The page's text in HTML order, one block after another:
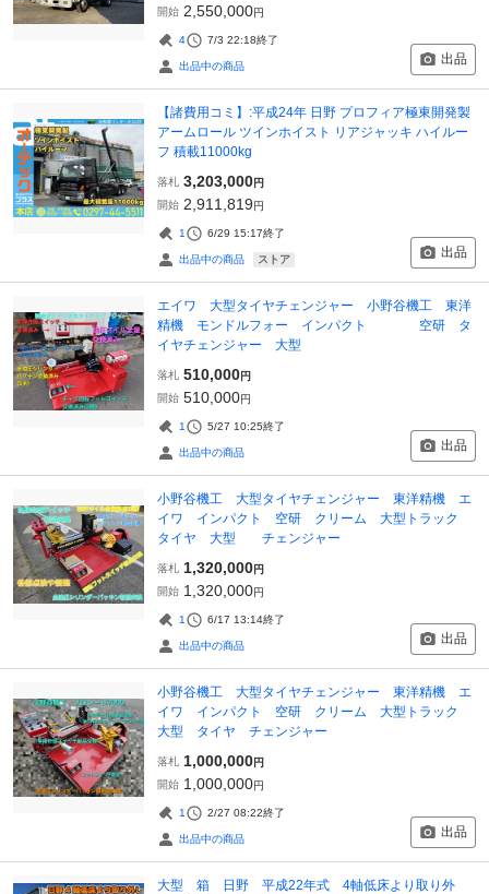
開始 2,550,000円
4 7/3 22:18終了
出品中の商品 出品
【諸費用コミ】:平成24年 日野 プロフィア極東開発製
アームロール ツインホイスト リアジャッキ ハイルー
フ 積載11000kg
落札 3,203,000円
開始 2,911,819円
1 6/29 15:17終了
出品中の商品 ストア 出品
エイワ 大型タイヤチェンジャー 小野谷機工 東洋
精機 モンドルフォー インパクト 空研 タ
イヤチェンジャー 大型
落札 510,000円
開始 510,000円
1 5/27 10:25終了
出品中の商品 出品
小野谷機工 大型タイヤチェンジャー 東洋精機 エ
イワ インパクト 空研 クリーム 大型トラック
タイヤ 大型 チェンジャー
落札 1,320,000円
開始 1,320,000円
1 6/17 13:14終了
出品中の商品 出品
小野谷機工 大型タイヤチェンジャー 東洋精機 エ
イワ インパクト 空研 クリーム 大型トラック
大型 タイヤ チェンジャー
落札 1,000,000円
開始 1,000,000円
1 2/27 08:22終了
出品中の商品 出品
大型 箱 日野 平成22年式 4軸低床より取り外